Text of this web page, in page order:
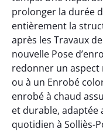
prolonger la durée
entièrement la
après les Travaux
nouvelle Pose
redonner un aspect
ou à un Enrobé
enrobé à chaud
et durable, adaptée
quotidien à Solliès-